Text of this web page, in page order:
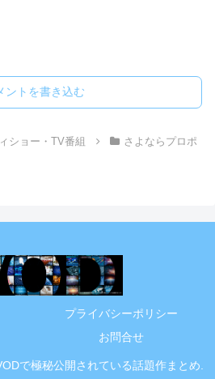
ントを書き込む
ショー・TV番組
さよならプロポ
プライバシーポリシー
お問合せ
で極秘公開されている話題作まとめ.